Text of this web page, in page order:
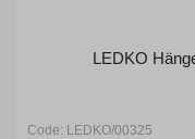
LEDKO
Code: LEDKO/00325